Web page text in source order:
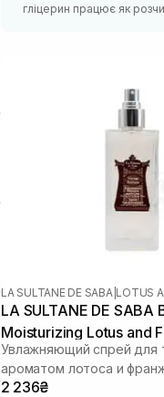
гліцерин працює як
LA SULTANE DE SABA
LA SULTANE DE SABA
Moisturizing Lotus and
Flower 200 мл
Увлажняющий спрей для
ароматом лотоса и
2 236₴